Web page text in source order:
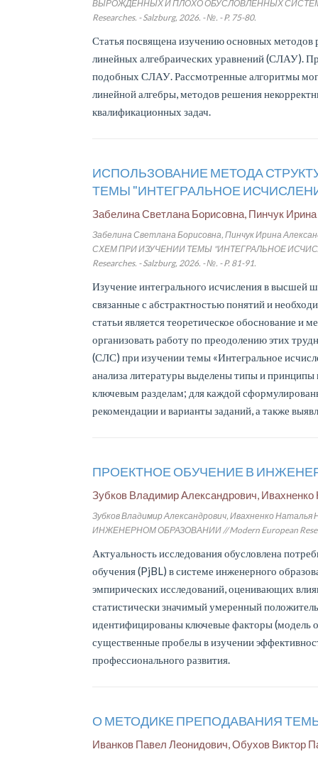
ВЫРОЖДЕННЫХ И ПЛОХО ОБУСЛОВЛЕННЫХ СИСТЕМ
Researches. - Salzburg, 2026. - №. - P. 75-80.
Статья посвящена изучению основных
линейных алгебраических уравнений (СЛАУ).
подобных СЛАУ. Рассмотренные алгоритмы
линейной алгебры, методов решения
квалификационных задач.
ИСПОЛЬЗОВАНИЕ МЕТОДА
ТЕМЫ "ИНТЕГРАЛЬНОЕ
Забелина Светлана Борисовна, Пинчук
Забелина Светлана Борисовна, Пинчук Ирина
СХЕМ ПРИ ИЗУЧЕНИИ ТЕМЫ "ИНТЕГРАЛЬНОЕ
Researches. - Salzburg, 2026. - №. - P. 81-91.
Изучение интегрального исчисления в высшей
связанные с абстрактностью понятий и
статьи является теоретическое обоснование и
организовать работу по преодолению этих
(СЛС) при изучении темы «Интегральное
анализа литературы выделены типы и
ключевым разделам; для каждой
рекомендации и варианты заданий, а также
ПРОЕКТНОЕ ОБУЧЕНИЕ В
Зубков Владимир Александрович,
Зубков Владимир Александрович, Ивахненко
ИНЖЕНЕРНОМ ОБРАЗОВАНИИ // Modern European
Актуальность исследования обусловлена
обучения (PjBL) в системе инженерного
эмпирических исследований, оценивающих
статистически значимый умеренный
идентифицированы ключевые факторы (модель
существенные пробелы в изучении
профессионального развития.
О МЕТОДИКЕ ПРЕПОДАВАНИЯ
Иванков Павел Леонидович, Обухов Виктор